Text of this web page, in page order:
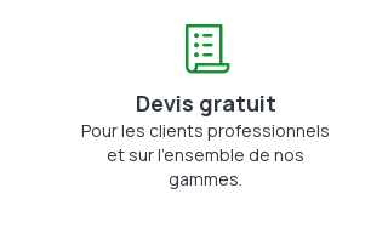
Devis gratuit
Pour les clients professionnels
et sur l'ensemble de nos
gammes.